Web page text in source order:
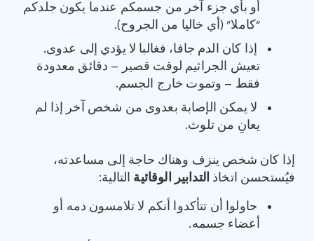
أو بأي جزء آخر من جسمكم عندما يكون جلدكم
“كاملا” (أي خاليا من الجروح).
إذا كان الدم جافا، فغالبا لا يؤدي إلى عدوى.
تعيش الجراثيم لوقت قصير – دقائق معدودة
فقط – وتموت خارج الجسم.
لا يمكن الإصابة بعدوى من شخص آخر إذا لم
يعانِ من تلوث.
إذا كان شخص ينزف وهناك حاجة إلى مساعدته،
فيُستحسن اتخاذ التدابير الوقائية التالية:
حاولوا أن تتأكدوا أنكم لا تلامسون دمه أو
أعضاء جسمه.